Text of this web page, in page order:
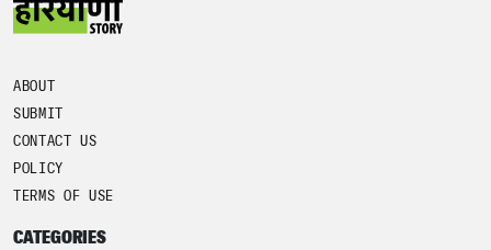
ABOUT
SUBMIT
CONTACT US
POLICY
TERMS OF USE
CATEGORIES